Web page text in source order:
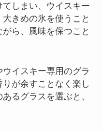
しまい、ウイスキー
きめの氷を使うこと
ら、風味を保つこと
イスキー専用のグラ
が余すことなく楽し
るグラスを選ぶと、